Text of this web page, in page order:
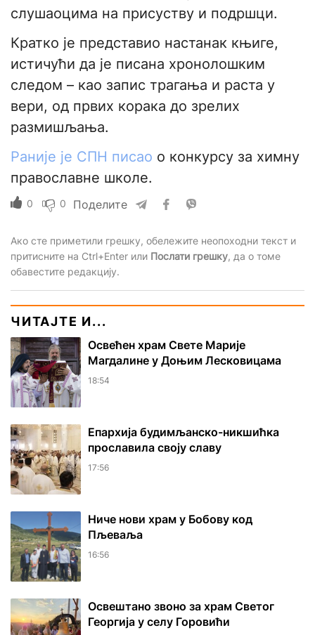
слушаоцима на присуству и подршци.
Кратко је представио настанак књиге,
истичући да је писана хронолошким
следом – као запис трагања и раста у
вери, од првих корака до зрелих
размишљања.
Раније је СПН писао о конкурсу за химну
православне школе.
0 0 Поделите
Ако сте приметили грешку, обележите неопоходни текст и
притисните на Ctrl+Enter или Послати грешку, да о томе
обавестите редакцију.
ЧИТАЈТЕ И...
Освећен храм Свете Марије
Магдалине у Доњим Лесковицама
18:54
Епархија будимљанско-никшићка
прославила своју славу
17:56
Ниче нови храм у Бобову код
Пљеваља
16:56
Освештано звоно за храм Светог
Георгија у селу Горовићи